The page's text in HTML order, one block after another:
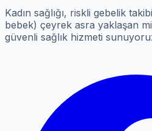
Kadın sağlığı, riskli gebelik
bebek) çeyrek asra yaklaşan
güvenli sağlık hizmeti